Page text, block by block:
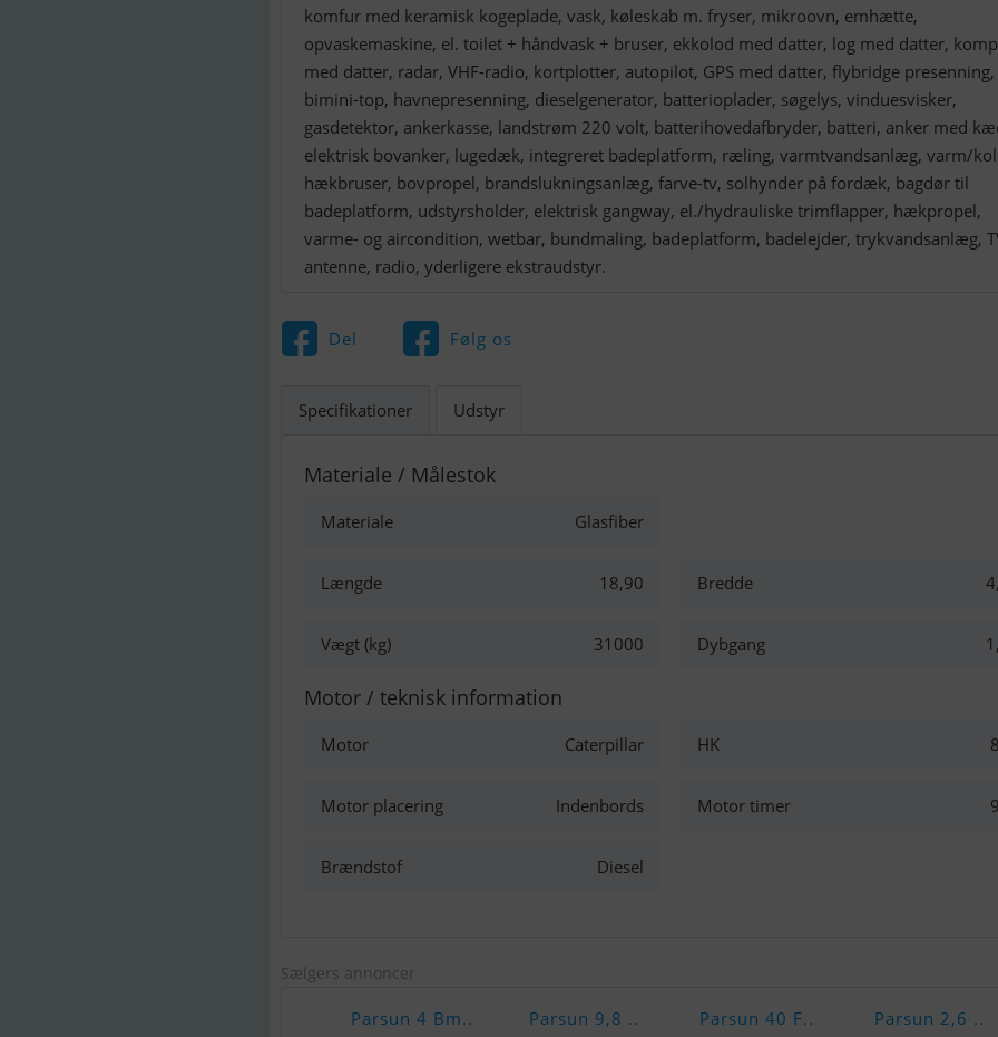
komfur med keramisk kogeplade, vask, køleskab m. fryser, mikroovn, emhætte,
opvaskemaskine, el. toilet + håndvask + bruser, ekkolod med datter, log med datter,
med datter, radar, VHF-radio, kortplotter, autopilot, GPS med datter, flybridge presenning,
bimini-top, havnepresenning, dieselgenerator, batterioplader, søgelys, vinduesvisker,
gasdetektor, ankerkasse, landstrøm 220 volt, batterihovedafbryder, batteri, anker med
elektrisk bovanker, lugedæk, integreret badeplatform, ræling, varmtvandsanlæg, varm/
hækbruser, bovpropel, brandslukningsanlæg, farve-tv, solhynder på fordæk, bagdør til
badeplatform, udstyrsholder, elektrisk gangway, el./hydrauliske trimflapper, hækpropel,
varme- og aircondition, wetbar, bundmaling, badeplatform, badelejder, trykvandsanlæg,
antenne, radio, yderligere ekstraudstyr.
Del Følg os
Specifikationer Udstyr
Materiale / Målestok
Materiale Glasfiber
Længde 18,90 Bredde
Vægt (kg) 31000 Dybgang
Motor / teknisk information
Motor Caterpillar HK
Motor placering Indenbords Motor timer
Brændstof Diesel
Sælgers annoncer
Parsun 4 Bm.. Parsun 9,8 .. Parsun 40 F.. Parsun 2,6 ..